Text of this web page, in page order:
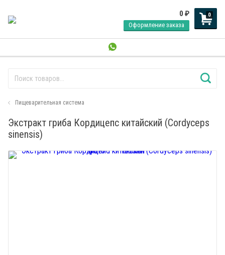
0
0 ₽
Оформление заказа
Пищеварительная система
Экстракт гриба Кордицепс китайский (Cordyceps
sinensis)